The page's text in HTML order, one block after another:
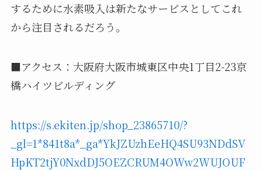
するために水素吸入は新たなサービスとしてこれ
から注目されるだろう。
■アクセス：大阪府大阪市城東区中央1丁目2-23京
橋ハイツビルディング
https://s.ekiten.jp/shop_23865710/?
_gl=1*841t8a*_ga*YkJZUzhEeHQ4SU93NDdSV
HpKT2tjY0NxdDJ5OEZCRUM4OWw2WUJOUF